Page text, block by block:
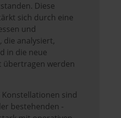
Diese
sich durch eine
und
die analysiert,
in die neue
übertragen werden
sind
bestehenden -